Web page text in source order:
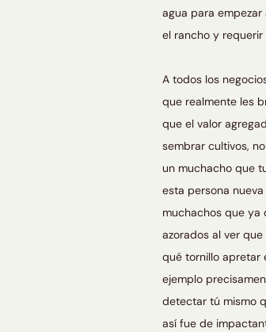
agua para
el rancho y
A todos los
que realmente les
que el valor
sembrar cultivos,
un muchacho que
esta persona
muchachos que ya
azorados al ver
qué tornillo apretar
ejemplo
detectar tú mismo
así fue de